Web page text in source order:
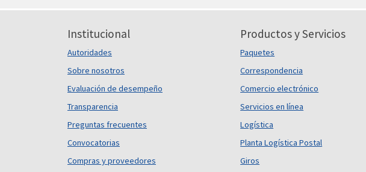
Institucional
Autoridades
Sobre nosotros
Evaluación de desempeño
Transparencia
Preguntas frecuentes
Convocatorias
Compras y proveedores
Productos y Servicios
Paquetes
Correspondencia
Comercio electrónico
Servicios en línea
Logística
Planta Logística Postal
Giros